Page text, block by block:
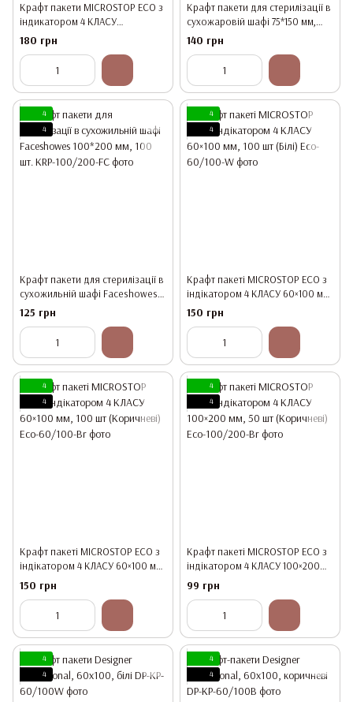
Крафт пакети MICROSTOP ЕСО з
індикатором 4 КЛАСУ
100×200мм, 100 шт (Коричневі)
180 грн
Крафт пакети для стерилізації в
сухожаровій шафі 75*150 мм,
100 шт, Faceshowes
140 грн
4
4
Крафт пакети для стерилізації в
сухожильній шафі Faceshowes
100*200 мм, 100 шт.
125 грн
4
4
Крафт пакеті MICROSTOP ЕСО з
індікатором 4 КЛАСУ 60×100 мм,
100 шт (Білі)
150 грн
4
4
Крафт пакеті MICROSTOP ЕСО з
індікатором 4 КЛАСУ 60×100 мм,
100 шт (Коричневі)
150 грн
4
4
Крафт пакеті MICROSTOP ЕСО з
індікатором 4 КЛАСУ 100×200
мм, 50 шт (Коричневі)
99 грн
4
4
4
4